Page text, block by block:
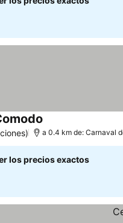
a 0.4 km de: Carnaval
los precios exactos